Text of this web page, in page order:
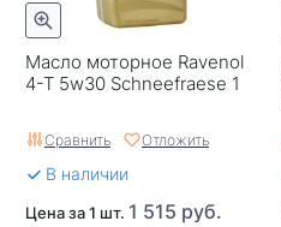
Масло моторное Ravenol
4-T 5w30 Schneefraese 1
Сравнить Отложить
В наличии
Цена за 1 шт. 1 515 руб.